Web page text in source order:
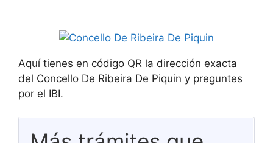
Aquí tienes en código QR la dirección exacta
del Concello De Ribeira De Piquin y preguntes
por el IBI.